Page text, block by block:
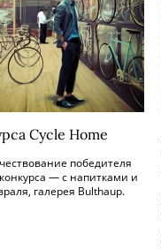
Cycle Home
победителя
— с напитками и
галерея Bulthaup.